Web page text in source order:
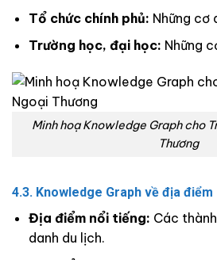
Tổ chức chính phủ: Những cơ
Trường học, đại học: Những
Minh hoạ Knowledge Graph cho
Thương
4.3. Knowledge Graph về địa điểm
Địa điểm nổi tiếng: Các
danh du lịch.